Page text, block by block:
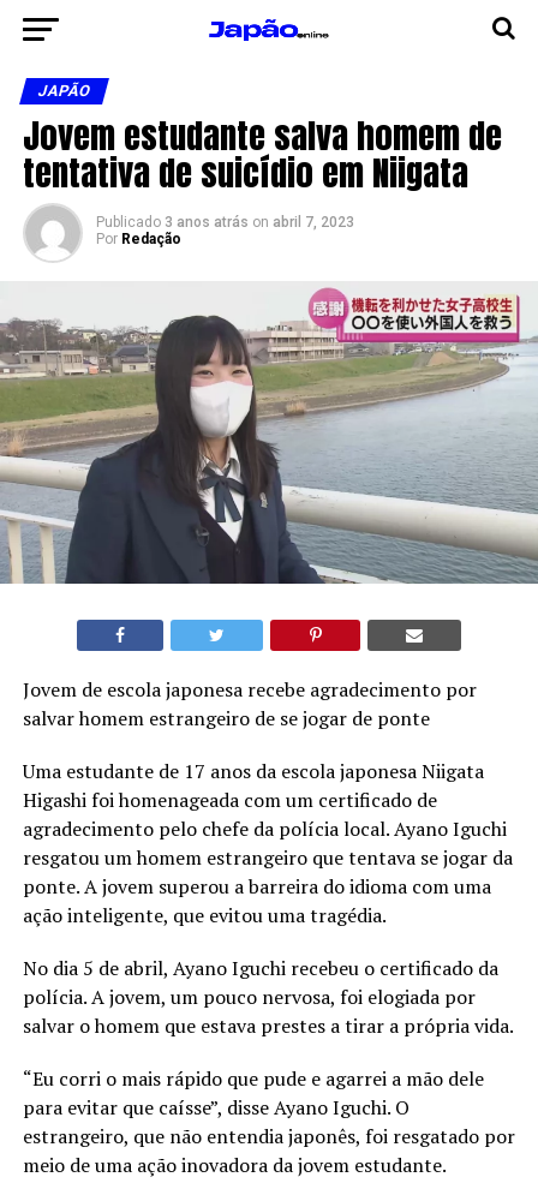
JAPÃO
Jovem estudante salva homem de
tentativa de suicídio em Niigata
Publicado 3 anos atrás on abril 7, 2023
Por Redação
Jovem de escola japonesa recebe agradecimento por
salvar homem estrangeiro de se jogar de ponte
Uma estudante de 17 anos da escola japonesa Niigata
Higashi foi homenageada com um certificado de
agradecimento pelo chefe da polícia local. Ayano Iguchi
resgatou um homem estrangeiro que tentava se jogar da
ponte. A jovem superou a barreira do idioma com uma
ação inteligente, que evitou uma tragédia.
No dia 5 de abril, Ayano Iguchi recebeu o certificado da
polícia. A jovem, um pouco nervosa, foi elogiada por
salvar o homem que estava prestes a tirar a própria vida.
“Eu corri o mais rápido que pude e agarrei a mão dele
para evitar que caísse”, disse Ayano Iguchi. O
estrangeiro, que não entendia japonês, foi resgatado por
meio de uma ação inovadora da jovem estudante.